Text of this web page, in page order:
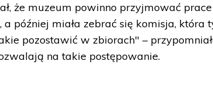
że muzeum powinno przyjmować
a później miała zebrać się komisja, która
pozostawić w zbiorach" –
na takie postępowanie.